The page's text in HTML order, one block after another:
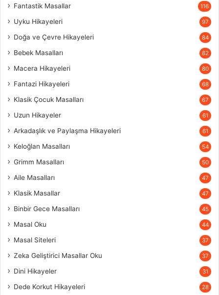
Fantastik Masallar 116
Uyku Hikayeleri 97
Doğa ve Çevre Hikayeleri 84
Bebek Masalları 82
Macera Hikayeleri 80
Fantazi Hikayeleri 68
Klasik Çocuk Masalları 67
Uzun Hikayeler 61
Arkadaşlık ve Paylaşma Hikayeleri 61
Keloğlan Masalları 54
Grimm Masalları 50
Aile Masalları 47
Klasik Masallar 47
Binbir Gece Masalları 45
Masal Oku 44
Masal Siteleri 37
Zeka Geliştirici Masallar Oku 37
Dini Hikayeler 31
Dede Korkut Hikayeleri 28